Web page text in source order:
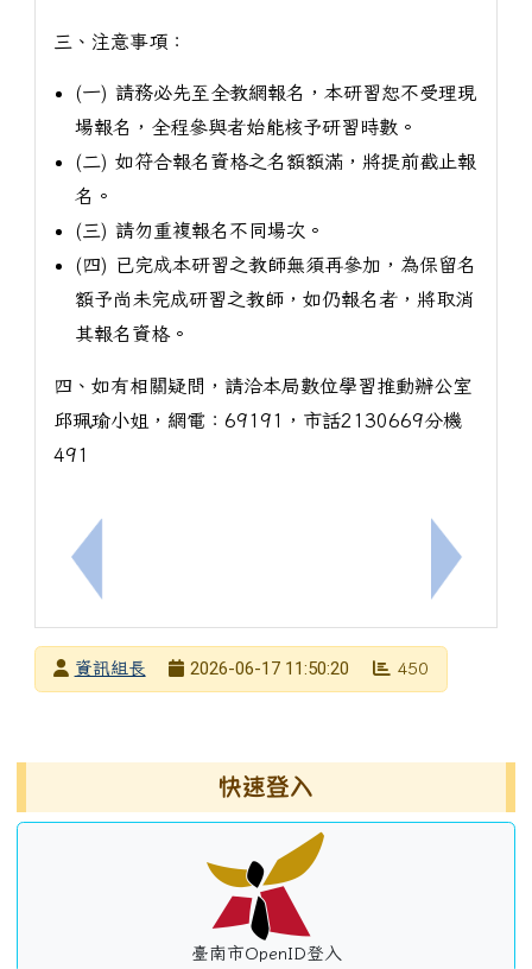
上一筆：轉知財團法人罕見疾病基金會「2026罕見
三、注意事項：
(一) 請務必先至全教網報名，本研習恕不受理現
場報名，全程參與者始能核予研習時數。
(二) 如符合報名資格之名額額滿，將提前截止報
名。
(三) 請勿重複報名不同場次。
(四) 已完成本研習之教師無須再參加，為保留名
額予尚未完成研習之教師，如仍報名者，將取消
其報名資格。
四、如有相關疑問，請洽本局數位學習推動辦公室
邱珮瑜小姐，網電：69191，市話2130669分機
491
下一筆：
發布者資訊組長
2026-06-17 11:50:20 450
快速登入
臺南市OpenID登入